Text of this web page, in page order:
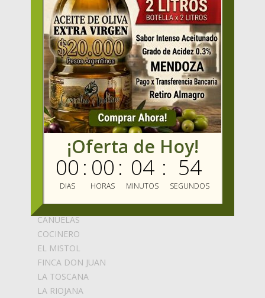
PRODUCTOS
OFERTAS
VENDER
MAYORISTAS
Mercado Oliva TV
MIS FAVORITOS
MERCADO OLIVA
ENVIOS GRATIS
BLOG
MARCAS
ABEDUL
ALCARAZ
ALMAOLIVA
ARECO
CAÑUELAS
COCINERO
EL MISTOL
FINCA DON JUAN
LA TOSCANA
LA RIOJANA
¡Oferta de Hoy!
00
DIAS
: 00
HORAS
: 04
MINUTOS
: 54
SEGUNDOS